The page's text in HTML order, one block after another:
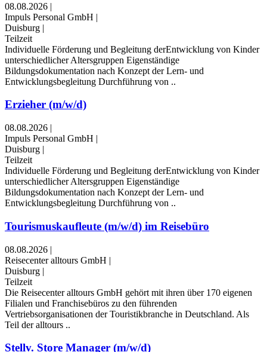
08.08.2026 |
Impuls Personal GmbH |
Duisburg |
Teilzeit
Individuelle Förderung und Begleitung derEntwicklung von Kinder
unterschiedlicher Altersgruppen Eigenständige
Bildungsdokumentation nach Konzept der Lern- und
Entwicklungsbegleitung Durchführung von ..
Erzieher (m/w/d)
08.08.2026 |
Impuls Personal GmbH |
Duisburg |
Teilzeit
Individuelle Förderung und Begleitung derEntwicklung von Kinder
unterschiedlicher Altersgruppen Eigenständige
Bildungsdokumentation nach Konzept der Lern- und
Entwicklungsbegleitung Durchführung von ..
Tourismuskaufleute (m/w/d) im Reisebüro
08.08.2026 |
Reisecenter alltours GmbH |
Duisburg |
Teilzeit
Die Reisecenter alltours GmbH gehört mit ihren über 170 eigenen
Filialen und Franchisebüros zu den führenden
Vertriebsorganisationen der Touristikbranche in Deutschland. Als
Teil der alltours ..
Stellv. Store Manager (m/w/d)